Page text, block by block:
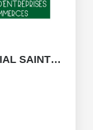
A LOUER LOCAL COMMERCIAL SAINT JEAN DE LUZ CROISEMENT 2...